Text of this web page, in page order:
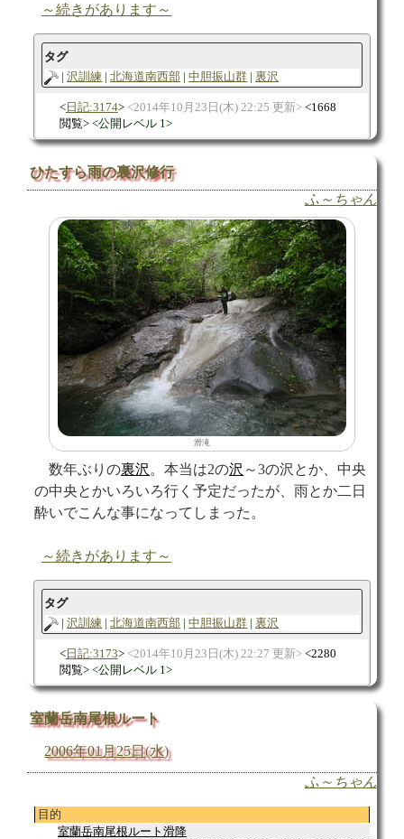
～続きがあります～
タグ
沢訓練
北海道南西部 中胆振山群 裏沢
日記:3174 2014年10月23日(木) 22:25 更新
1668
閲覧
公開レベル 1
ひたすら雨の裏沢修行
ふ～ちゃん
滑滝
数年ぶりの裏沢 。本当は2の沢 ～3の沢とか、中央
の中央とかいろいろ行く予定だったが、雨とか二日
酔いでこんな事になってしまった。
～続きがあります～
タグ
沢訓練
北海道南西部 中胆振山群 裏沢
日記:3173 2014年10月23日(木) 22:27 更新
2280
閲覧
公開レベル 1
室蘭岳南尾根ルート
2006年01月25日(水)
ふ～ちゃん
目的
室蘭岳南尾根ルート滑降